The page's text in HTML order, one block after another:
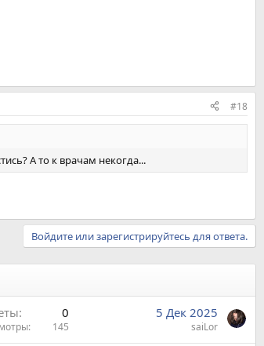
#18
А то к врачам некогда...
Войдите или зарегистрируйтесь для ответа.
0
145
5 Дек 2025
saiLor